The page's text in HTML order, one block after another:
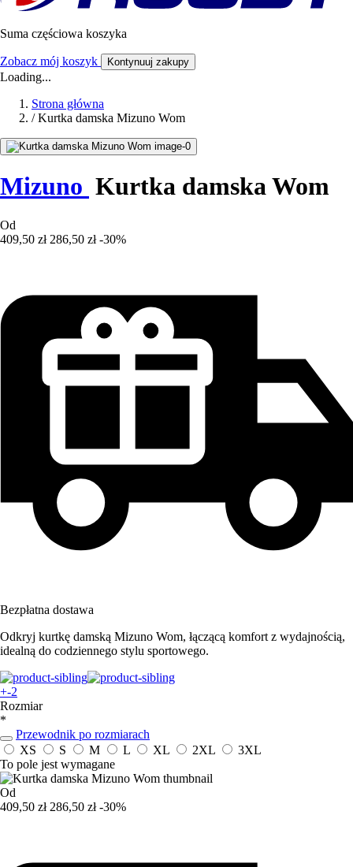
Suma częściowa koszyka
Zobacz mój koszyk Kontynuuj zakupy
Loading...
Strona główna
/ Kurtka damska Mizuno Wom
Mizuno Kurtka damska Wom
Od
409,50 zł 286,50 zł -30%
Bezpłatna dostawa
Odkryj kurtkę damską Mizuno Wom, łączącą komfort z wydajnością,
idealną do codziennego stylu sportowego.
+-2
Rozmiar
*
Przewodnik po rozmiarach
XS
S M L XL 2XL
3XL
To pole jest wymagane
Od
409,50 zł 286,50 zł -30%